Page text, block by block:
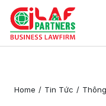
Home Tin Tức